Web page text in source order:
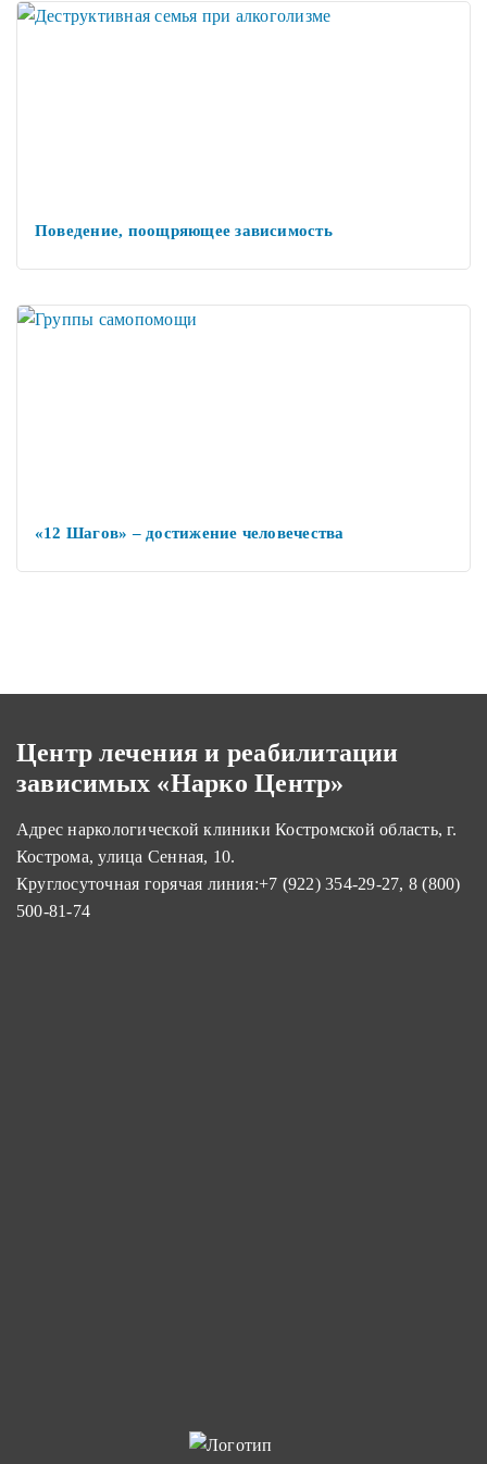
Поведение, поощряющее зависимость
«12 Шагов» – достижение человечества
Центр лечения и реабилитации
зависимых «Нарко Центр»
Адрес наркологической клиники Костромской область, г.
Кострома, улица Сенная, 10.
Круглосуточная горячая линия:+7 (922) 354-29-27, 8 (800)
500-81-74